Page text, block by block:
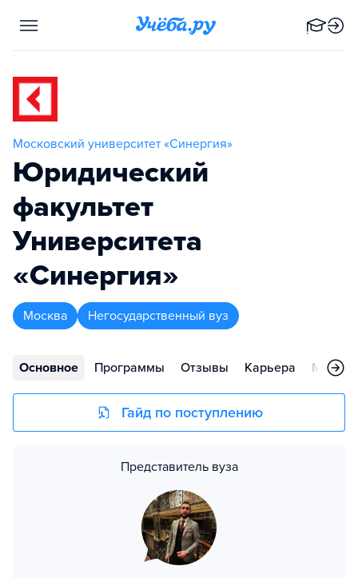
Московский университет «Синергия»
Юридический
факультет
Университета
«Синергия»
Москва Негосударственный вуз
Основное Программы Отзывы Карьера
Гайд по поступлению
Представитель вуза